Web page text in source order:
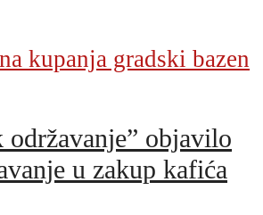
održavanje” objavilo
u zakup kafića